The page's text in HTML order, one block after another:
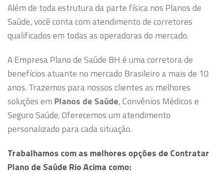
Além de toda estrutura da parte física nos Planos de
Saúde, você conta com atendimento de corretores
qualificados em todas as operadoras do mercado.
A Empresa Plano de Saúde BH é uma corretora de
benefícios atuante no mercado Brasileiro a mais de 10
anos. Trazemos para nossos clientes as melhores
soluções em Planos de Saúde, Convênios Médicos e
Seguro Saúde. Oferecemos um atendimento
personalizado para cada situação.
Trabalhamos com as melhores opções de Contratar
Plano de Saúde Rio Acima como: